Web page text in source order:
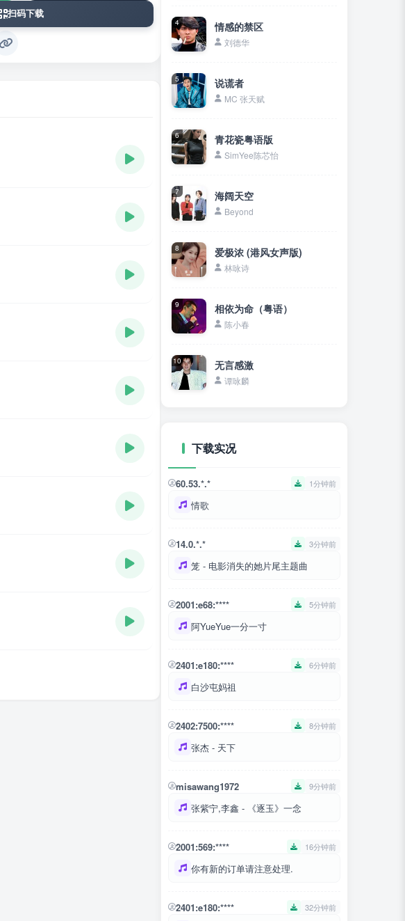
扫码下载
4 情感的禁区
刘德华
5 说谎者
MC 张天赋
6 青花瓷粤语版
SimYee陈芯怡
7 海阔天空
Beyond
8 爱极浓 (港风女声版)
林咏诗
9 相依为命（粤语）
陈小春
10 无言感激
谭咏麟
下载实况
60.53.*.* 1分钟前
情歌
14.0.*.* 3分钟前
笼 - 电影消失的她片尾主题曲
2001:e68:**** 5分钟前
阿YueYue一分一寸
2401:e180:**** 6分钟前
白沙屯妈祖
2402:7500:**** 8分钟前
张杰 - 天下
misawang1972 9分钟前
张紫宁,李鑫 - 《逐玉》一念
2001:569:**** 16分钟前
你有新的订单请注意处理.
2401:e180:**** 32分钟前